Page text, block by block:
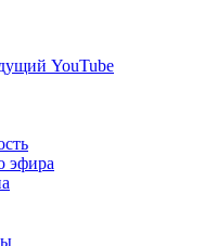
YouTube
эфира